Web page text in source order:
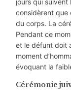
jours qui
considèrent que
du corps. La
Pendant ce
et le défunt doit
moment
évoquant la
Cérémonie